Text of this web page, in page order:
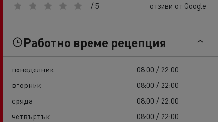
/ 5 отзиви от Google
Работно време рецепция
понеделник
08:00 / 22:00
вторник
08:00 / 22:00
сряда
08:00 / 22:00
четвъртък
08:00 / 22:00